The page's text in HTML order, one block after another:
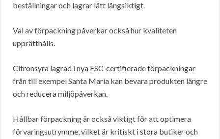
beställningar och lagrar lätt långsiktigt.
Val av förpackning påverkar också hur kvaliteten
upprätthålls.
Citronsyra lagrad i nya FSC-certifierade förpackningar
från till exempel Santa Maria kan bevara produkten längre
och reducera miljöpåverkan.
Hållbar förpackning är också viktigt för att optimera
förvaringsutrymme, vilket är kritiskt i stora butiker och